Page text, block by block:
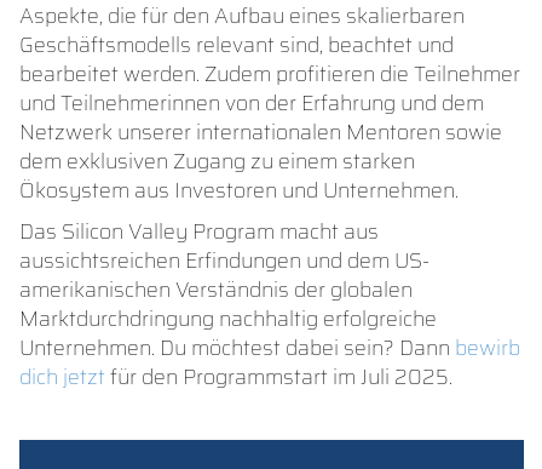
Aspekte, die für den Aufbau eines skalierbaren
Geschäftsmodells relevant sind, beachtet und
bearbeitet werden. Zudem profitieren die Teilnehmer
und Teilnehmerinnen von der Erfahrung und dem
Netzwerk unserer internationalen Mentoren sowie
dem exklusiven Zugang zu einem starken
Ökosystem aus Investoren und Unternehmen.
Das Silicon Valley Program macht aus
aussichtsreichen Erfindungen und dem US-
amerikanischen Verständnis der globalen
Marktdurchdringung nachhaltig erfolgreiche
Unternehmen. Du möchtest dabei sein? Dann bewirb
dich jetztfür den Programmstart im Juli 2025.